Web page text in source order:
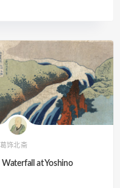
葛饰北斋
Waterfall at Yoshino